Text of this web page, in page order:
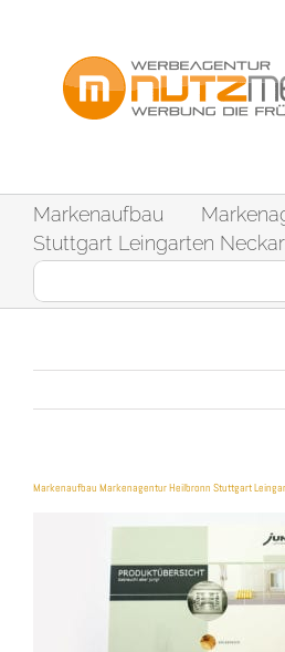
Markenaufbau
Stuttgart Leingarten
Suche
nach:
Markenaufbau Markenagentur Heilbronn Stuttgart